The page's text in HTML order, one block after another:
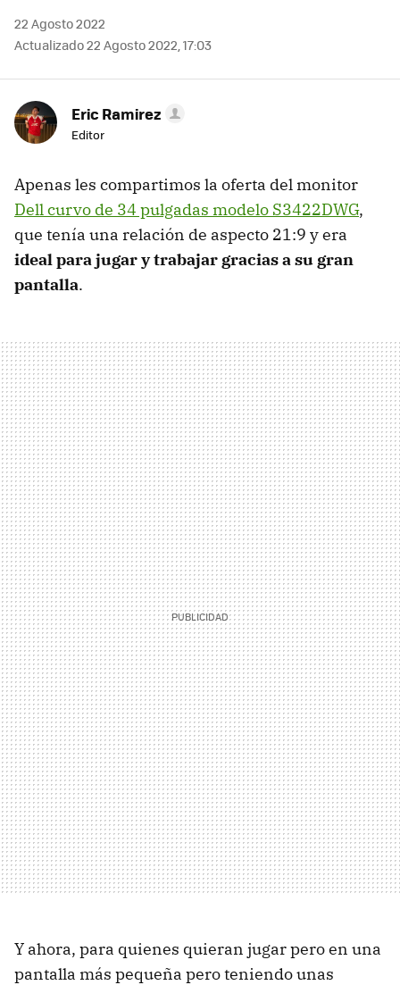
22 Agosto 2022
Actualizado 22 Agosto 2022, 17:03
Eric Ramirez
Editor
Apenas les compartimos la oferta del monitor
Dellcurvo de 34 pulgadas modelo S3422DWG,
que tenía una relación de aspecto 21:9 y era
ideal para jugar y trabajar gracias a su gran
pantalla.
Y ahora, para quienes quieran jugar pero en una
pantalla más pequeña pero teniendo unas